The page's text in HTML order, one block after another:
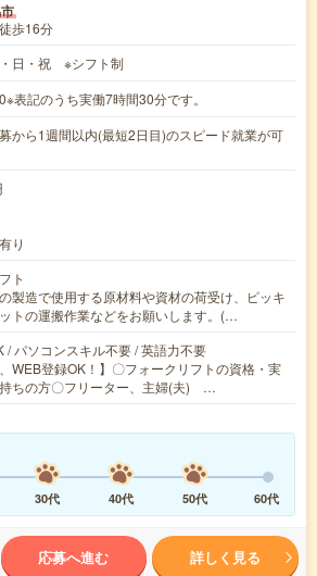
歩16分
日・祝 ※シフト制
表記のうち実働7時間30分です。
から1週間以内(最短2日目)のスピード就業が可
り
ト
製造で使用する原材料や資材の荷受け、ピッキ
トの運搬作業などをお願いします。(…
/ パソコンスキル不要 / 英語力不要
、WEB登録OK！】〇フォークリフトの資格・実
ちの方〇フリーター、主婦(夫) …
30代 40代 50代 60代
応募へ進む 詳しく見る